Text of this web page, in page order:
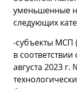
уменьшенные
следующих
-субъекты МСП
в
августа 2023